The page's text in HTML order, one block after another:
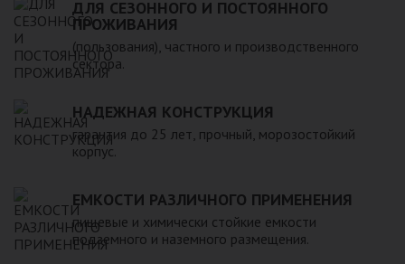
ДЛЯ СЕЗОННОГО И ПОСТОЯННОГО
ПРОЖИВАНИЯ
(пользования), частного и производственного
сектора.
НАДЕЖНАЯ КОНСТРУКЦИЯ
гарантия до 25 лет, прочный, морозостойкий
корпус.
ЕМКОСТИ РАЗЛИЧНОГО ПРИМЕНЕНИЯ
пищевые и химически стойкие емкости
подземного и наземного размещения.